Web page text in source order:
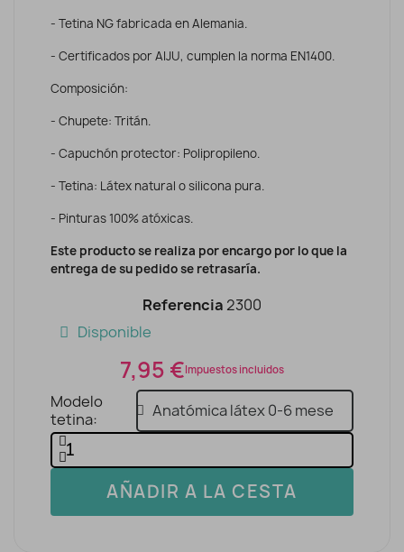
- Tetina NG fabricada en Alemania.
- Certificados por AIJU, cumplen la norma EN1400.
Composición:
- Chupete: Tritán.
- Capuchón protector: Polipropileno.
- Tetina: Látex natural o silicona pura.
- Pinturas 100% atóxicas.
Este producto se realiza por encargo por lo que la
entrega de su pedido se retrasaría.
Referencia 2300
Disponible
7,95 €Impuestos incluidos
Modelo
tetina
AÑADIR A LA CESTA